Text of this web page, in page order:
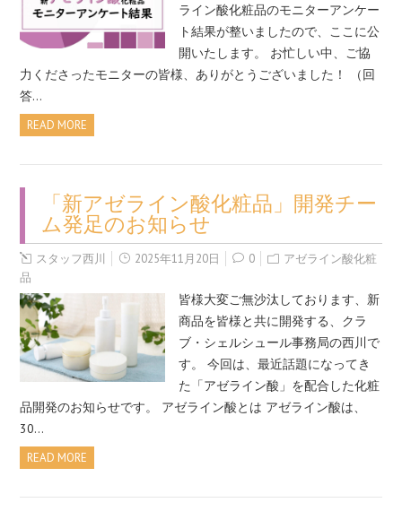
ライン酸化粧品のモニターアンケー
ト結果が整いましたので、ここに公
開いたします。 お忙しい中、ご協
力くださったモニターの皆様、ありがとうございました！ （回
答…
READ MORE
「新アゼライン酸化粧品」開発チー
ム発足のお知らせ
スタッフ西川 2025年11月20日 0
アゼライン酸化粧
品
皆様大変ご無沙汰しております、新
商品を皆様と共に開発する、クラ
ブ・シェルシュール事務局の西川で
す。 今回は、最近話題になってき
た「アゼライン酸」を配合した化粧
品開発のお知らせです。 アゼライン酸とは アゼライン酸は、
30…
READ MORE